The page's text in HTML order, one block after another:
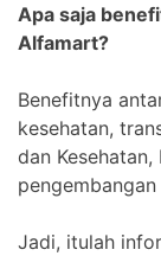
Apa saja
Alfamart?
Benefitnya
kesehatan,
dan
pengembangan
Jadi, itulah